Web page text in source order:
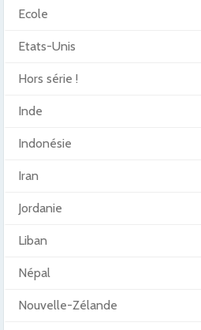
Ecole
Etats-Unis
Hors série !
Inde
Indonésie
Iran
Jordanie
Liban
Népal
Nouvelle-Zélande